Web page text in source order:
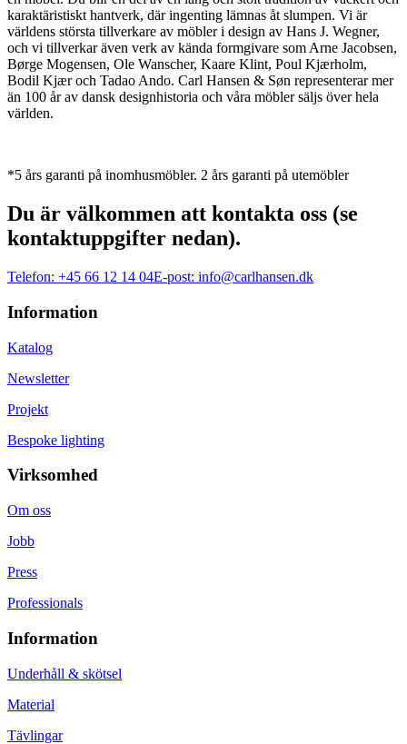
karaktäristiskt hantverk, där ingenting lämnas åt slumpen. Vi är
världens största tillverkare av möbler i design av Hans J. Wegner,
och vi tillverkar även verk av kända formgivare som Arne Jacobsen,
Børge Mogensen, Ole Wanscher, Kaare Klint, Poul Kjærholm,
Bodil Kjær och Tadao Ando. Carl Hansen & Søn representerar mer
än 100 år av dansk designhistoria och våra möbler säljs över hela
världen.
*5 års garanti på inomhusmöbler. 2 års garanti på utemöbler
Du är välkommen att kontakta oss (se
kontaktuppgifter nedan).
Telefon: +45 66 12 14 04E-post: info@carlhansen.dk
Information
Katalog
Newsletter
Projekt
Bespoke lighting
Virksomhed
Om oss
Jobb
Press
Professionals
Information
Underhåll & skötsel
Material
Tävlingar